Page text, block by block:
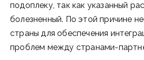
подоплеку, так как указанный
болезненный. По этой причине
страны для обеспечения
проблем между странами-